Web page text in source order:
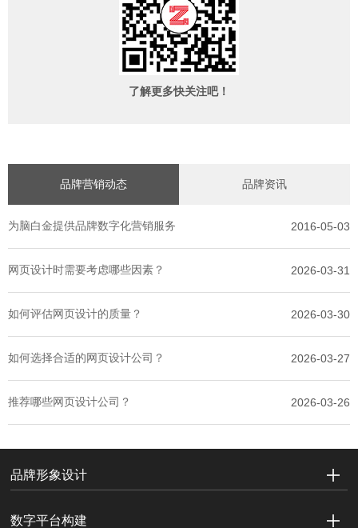
了解更多快关注吧！
品牌营销动态 品牌资讯
为脑白金提供品牌数字化营销服务 2016-05-03
网页设计时需要考虑哪些因素？ 2026-03-31
如何评估网页设计的质量？ 2026-03-30
如何选择合适的网页设计公司？ 2026-03-27
推荐哪些网页设计公司？ 2026-03-26
品牌形象设计
数字平台构建